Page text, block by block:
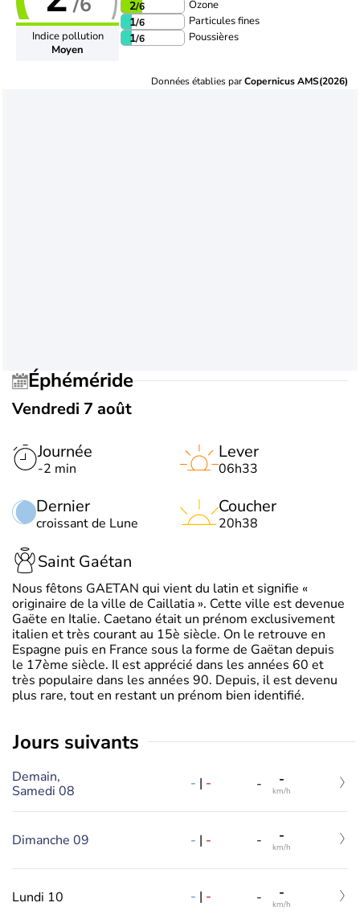
Indice pollution
Moyen
2/6 Ozone
1/6 Particules fines
1/6 Poussières
Données établies parCopernicus AMS(2026)
Éphéméride
Vendredi 7 août
Journée
-2 min
Dernier
croissant de Lune
Lever
06h33
Coucher
20h38
Saint Gaétan
Nous fêtons GAETAN qui vient du latin et signifie «
originaire de la ville de Caillatia ». Cette ville est devenue
Gaëte en Italie. Caetano était un prénom exclusivement
italien et très courant au 15è siècle. On le retrouve en
Espagne puis en France sous la forme de Gaëtan depuis
le 17ème siècle. Il est apprécié dans les années 60 et
très populaire dans les années 90. Depuis, il est devenu
plus rare, tout en restant un prénom bien identifié.
jours suivants
Demain,
Samedi 08
- | - - -
km/h
Dimanche 09 - | - - -
km/h
Lundi 10 - | - - -
km/h